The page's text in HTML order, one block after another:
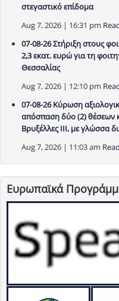
στεγαστικό επίδομα
Aug 7, 2026 | 16:31 pm
07-08-26 Στήριξη στους
2,3 εκατ. ευρώ για τη
Θεσσαλίας
Aug 7, 2026 | 12:10 pm
07-08-26 Κύρωση
απόσπαση δύο (2) θέσεων
Βρυξέλλες ΙΙΙ, με γλώσσα
Aug 7, 2026 | 11:03 am
Ευρωπαϊκά